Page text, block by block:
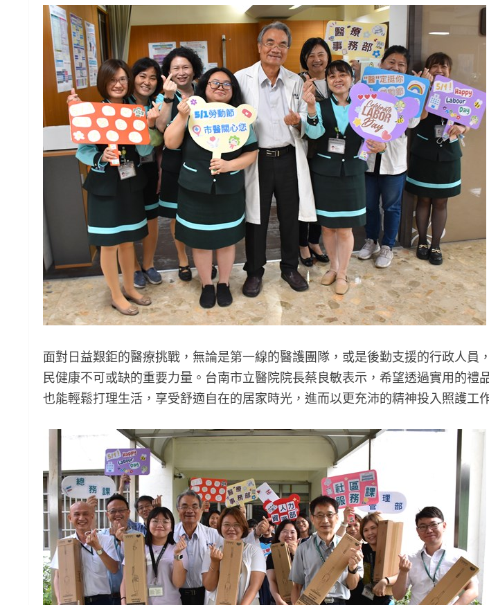
面對日益艱鉅的醫療挑戰，無論是第一線的醫護團隊，或是後勤支援的行政人員
民健康不可或缺的重要力量。台南市立醫院院長蔡良敏表示，希望透過實用的禮
也能輕鬆打理生活，享受舒適自在的居家時光，進而以更充沛的精神投入照護工